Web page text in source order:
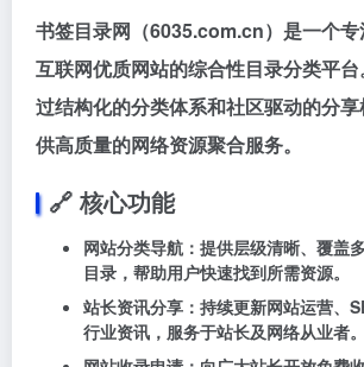
书签目录网 （6035.com.cn）是一个
互联网优质网站的综合性目录分类平
过结构化的分类体系和社区驱动的分
供高质量的网络资源聚合服务。
🔗 ‌ 核心功能
网站分类导航 ：提供层级清晰、覆盖
目录，帮助用户快速找到所需资源。
站长资讯分享 ：持续更新网站运营、
行业资讯，服务于站长及网络从业者。